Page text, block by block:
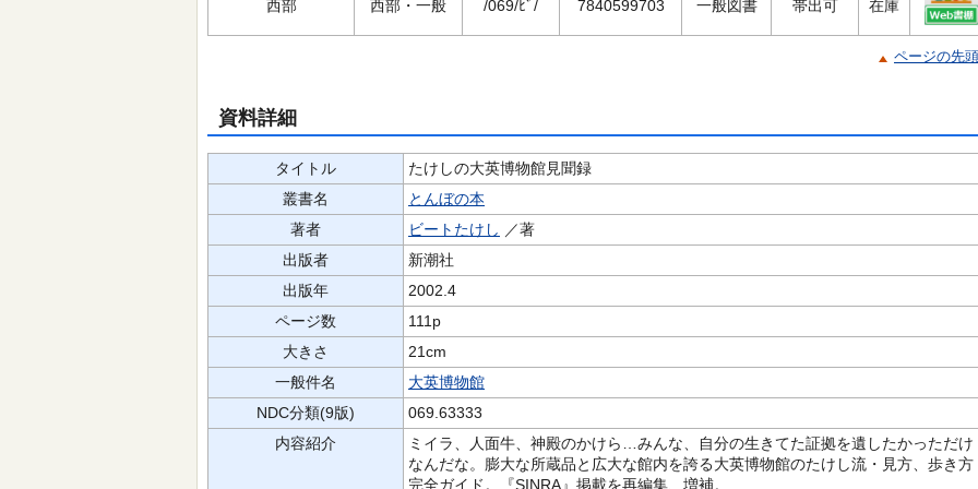
西部 西部・一般 /069/ﾋﾞ/ 7840599703 一般図書 帯出可 在庫
ページの先
資料詳細
タイトル
たけしの大英博物館見聞録
叢書名
とんぼの本
著者
ビートたけし ／著
出版者
新潮社
出版年
2002.4
ページ数
111p
大きさ
21cm
一般件名
大英博物館
NDC分類(9版)
069.63333
内容紹介
ミイラ、人面牛、神殿のかけら…みんな、自分の生きてた証拠を遺したかっただけ
なんだな。膨大な所蔵品と広大な館内を誇る大英博物館のたけし流・見方、歩き方
完全ガイド。『SINRA』掲載を再編集、増補。